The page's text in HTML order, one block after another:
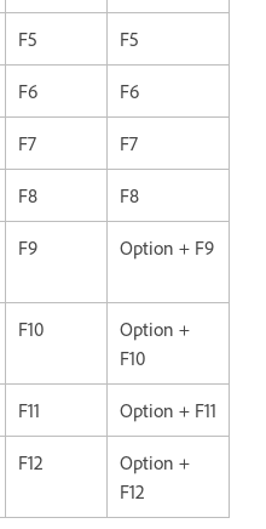
F5 F5
F6 F6
F7 F7
F8 F8
F9 Option + F9
F10
Option +
F10
F11 Option + F11
F12
Option +
F12